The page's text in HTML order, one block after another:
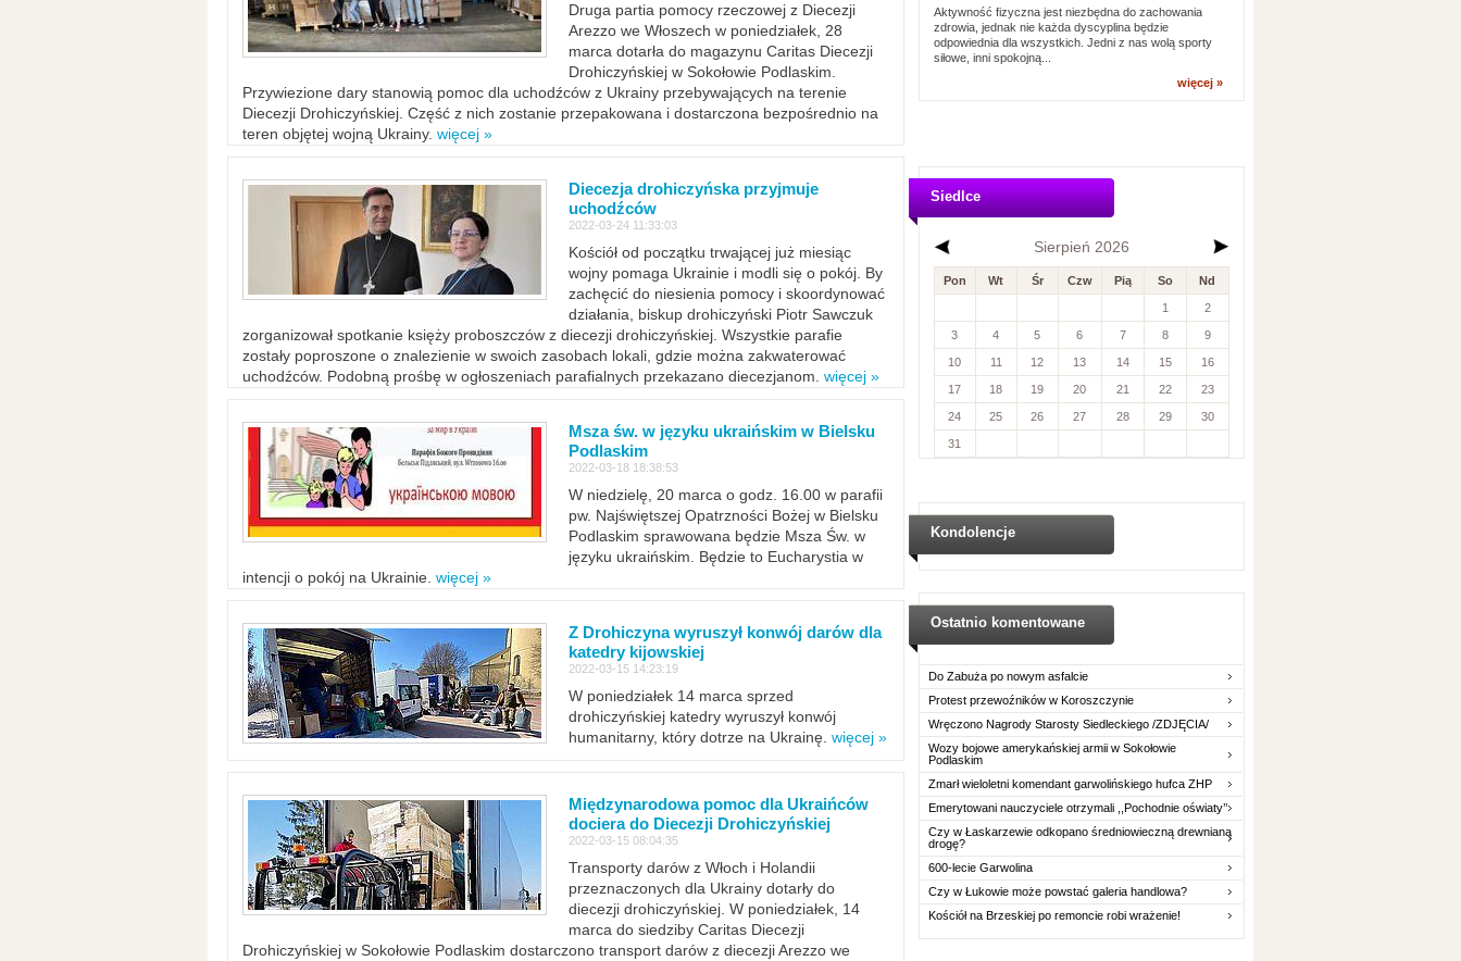
Druga partia pomocy rzeczowej z Diecezji
Arezzo we Włoszech w poniedziałek, 28
marca dotarła do magazynu Caritas Diecezji
Drohiczyńskiej w Sokołowie Podlaskim.
Przywiezione dary stanowią pomoc dla uchodźców z Ukrainy przebywających na terenie
Diecezji Drohiczyńskiej. Część z nich zostanie przepakowana i dostarczona bezpośrednio na
teren objętej wojną Ukrainy. więcej »
Diecezja drohiczyńska przyjmuje
uchodźców
2022-03-24 11:33:03
Kościół od początku trwającej już miesiąc
wojny pomaga Ukrainie i modli się o pokój. By
zachęcić do niesienia pomocy i skoordynować
działania, biskup drohiczyński Piotr Sawczuk
zorganizował spotkanie księży proboszczów z diecezji drohiczyńskiej. Wszystkie parafie
zostały poproszone o znalezienie w swoich zasobach lokali, gdzie można zakwaterować
uchodźców. Podobną prośbę w ogłoszeniach parafialnych przekazano diecezjanom. więcej »
Msza św. w języku ukraińskim w Bielsku
Podlaskim
2022-03-18 18:38:53
W niedzielę, 20 marca o godz. 16.00 w parafii
pw. Najświętszej Opatrzności Bożej w Bielsku
Podlaskim sprawowana będzie Msza Św. w
języku ukraińskim. Będzie to Eucharystia w
intencji o pokój na Ukrainie. więcej »
Z Drohiczyna wyruszył konwój darów dla
katedry kijowskiej
2022-03-15 14:23:19
W poniedziałek 14 marca sprzed
drohiczyńskiej katedry wyruszył konwój
humanitarny, który dotrze na Ukrainę. więcej »
Międzynarodowa pomoc dla Ukraińców
dociera do Diecezji Drohiczyńskiej
2022-03-15 08:04:35
Transporty darów z Włoch i Holandii
przeznaczonych dla Ukrainy dotarły do
diecezji drohiczyńskiej. W poniedziałek, 14
marca do siedziby Caritas Diecezji
Drohiczyńskiej w Sokołowie Podlaskim dostarczono transport darów z diecezji Arezzo we
Aktywność fizyczna jest niezbędna do zachowania
zdrowia, jednak nie każda dyscyplina będzie
odpowiednia dla wszystkich. Jedni z nas wolą sporty
siłowe, inni spokojną...
więcej »
Siedlce
Sierpień 2026
Pon Wt Śr Czw Pią So Nd
1 2
3 4 5 6 7 8 9
10 11 12 13 14 15 16
17 18 19 20 21 22 23
24 25 26 27 28 29 30
31
Kondolencje
Ostatnio komentowane
Do Zabuża po nowym asfalcie
Protest przewoźników w Koroszczynie
Wręczono Nagrody Starosty Siedleckiego /ZDJĘCIA/
Wozy bojowe amerykańskiej armii w Sokołowie
Podlaskim
Zmarł wieloletni komendant garwolińskiego hufca ZHP
Emerytowani nauczyciele otrzymali ,,Pochodnie oświaty’’
Czy w Łaskarzewie odkopano średniowieczną drewnianą
drogę?
600-lecie Garwolina
Czy w Łukowie może powstać galeria handlowa?
Kościół na Brzeskiej po remoncie robi wrażenie!